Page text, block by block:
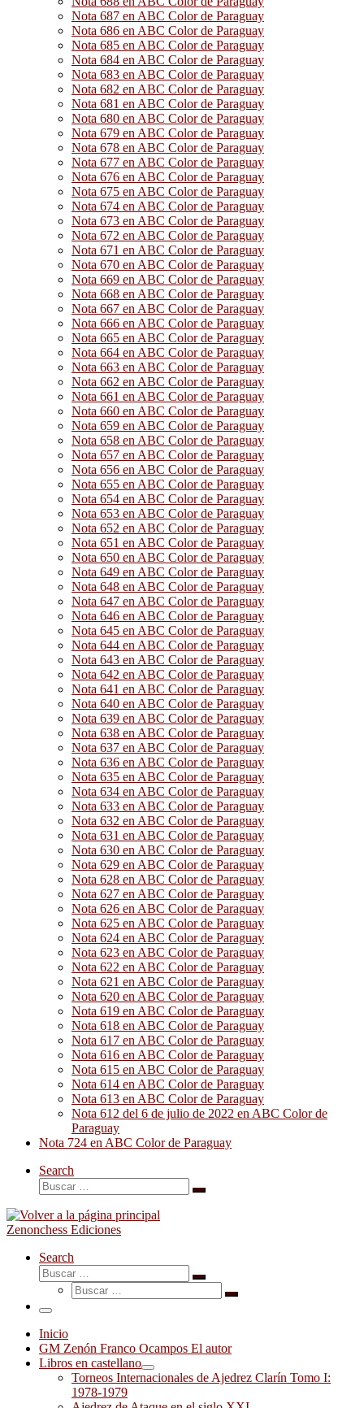
Nota 687 en ABC Color de Paraguay
Nota 686 en ABC Color de Paraguay
Nota 685 en ABC Color de Paraguay
Nota 684 en ABC Color de Paraguay
Nota 683 en ABC Color de Paraguay
Nota 682 en ABC Color de Paraguay
Nota 681 en ABC Color de Paraguay
Nota 680 en ABC Color de Paraguay
Nota 679 en ABC Color de Paraguay
Nota 678 en ABC Color de Paraguay
Nota 677 en ABC Color de Paraguay
Nota 676 en ABC Color de Paraguay
Nota 675 en ABC Color de Paraguay
Nota 674 en ABC Color de Paraguay
Nota 673 en ABC Color de Paraguay
Nota 672 en ABC Color de Paraguay
Nota 671 en ABC Color de Paraguay
Nota 670 en ABC Color de Paraguay
Nota 669 en ABC Color de Paraguay
Nota 668 en ABC Color de Paraguay
Nota 667 en ABC Color de Paraguay
Nota 666 en ABC Color de Paraguay
Nota 665 en ABC Color de Paraguay
Nota 664 en ABC Color de Paraguay
Nota 663 en ABC Color de Paraguay
Nota 662 en ABC Color de Paraguay
Nota 661 en ABC Color de Paraguay
Nota 660 en ABC Color de Paraguay
Nota 659 en ABC Color de Paraguay
Nota 658 en ABC Color de Paraguay
Nota 657 en ABC Color de Paraguay
Nota 656 en ABC Color de Paraguay
Nota 655 en ABC Color de Paraguay
Nota 654 en ABC Color de Paraguay
Nota 653 en ABC Color de Paraguay
Nota 652 en ABC Color de Paraguay
Nota 651 en ABC Color de Paraguay
Nota 650 en ABC Color de Paraguay
Nota 649 en ABC Color de Paraguay
Nota 648 en ABC Color de Paraguay
Nota 647 en ABC Color de Paraguay
Nota 646 en ABC Color de Paraguay
Nota 645 en ABC Color de Paraguay
Nota 644 en ABC Color de Paraguay
Nota 643 en ABC Color de Paraguay
Nota 642 en ABC Color de Paraguay
Nota 641 en ABC Color de Paraguay
Nota 640 en ABC Color de Paraguay
Nota 639 en ABC Color de Paraguay
Nota 638 en ABC Color de Paraguay
Nota 637 en ABC Color de Paraguay
Nota 636 en ABC Color de Paraguay
Nota 635 en ABC Color de Paraguay
Nota 634 en ABC Color de Paraguay
Nota 633 en ABC Color de Paraguay
Nota 632 en ABC Color de Paraguay
Nota 631 en ABC Color de Paraguay
Nota 630 en ABC Color de Paraguay
Nota 629 en ABC Color de Paraguay
Nota 628 en ABC Color de Paraguay
Nota 627 en ABC Color de Paraguay
Nota 626 en ABC Color de Paraguay
Nota 625 en ABC Color de Paraguay
Nota 624 en ABC Color de Paraguay
Nota 623 en ABC Color de Paraguay
Nota 622 en ABC Color de Paraguay
Nota 621 en ABC Color de Paraguay
Nota 620 en ABC Color de Paraguay
Nota 619 en ABC Color de Paraguay
Nota 618 en ABC Color de Paraguay
Nota 617 en ABC Color de Paraguay
Nota 616 en ABC Color de Paraguay
Nota 615 en ABC Color de Paraguay
Nota 614 en ABC Color de Paraguay
Nota 613 en ABC Color de Paraguay
Nota 612 del 6 de julio de 2022 en ABC Color de
Paraguay
Nota 724 en ABC Color de Paraguay
Search
Buscar
Buscar
Zenonchess Ediciones
Search
Buscar
Buscar
Buscar
Buscar
Menú
Inicio
GM Zenón Franco Ocampos El autor
Libros en castellano
Torneos Internacionales de Ajedrez Clarín Tomo I:
1978-1979